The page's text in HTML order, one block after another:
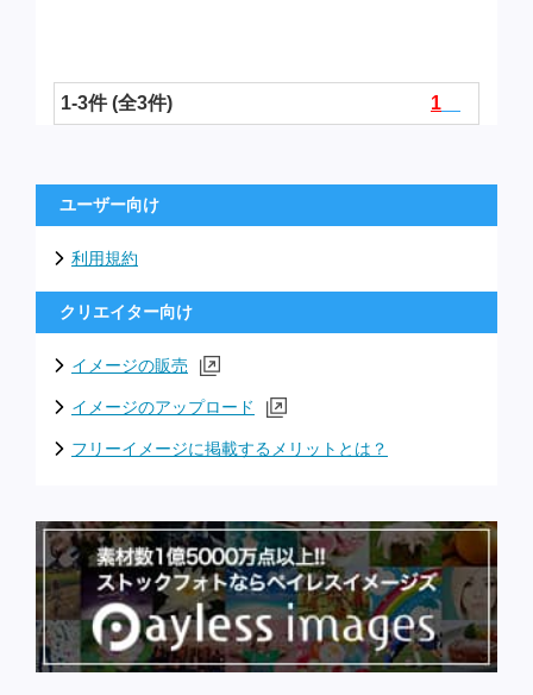
1-3件 (全3件) 1
ユーザー向け
利用規約
クリエイター向け
イメージの販売
イメージのアップロード
フリーイメージに掲載するメリットとは？